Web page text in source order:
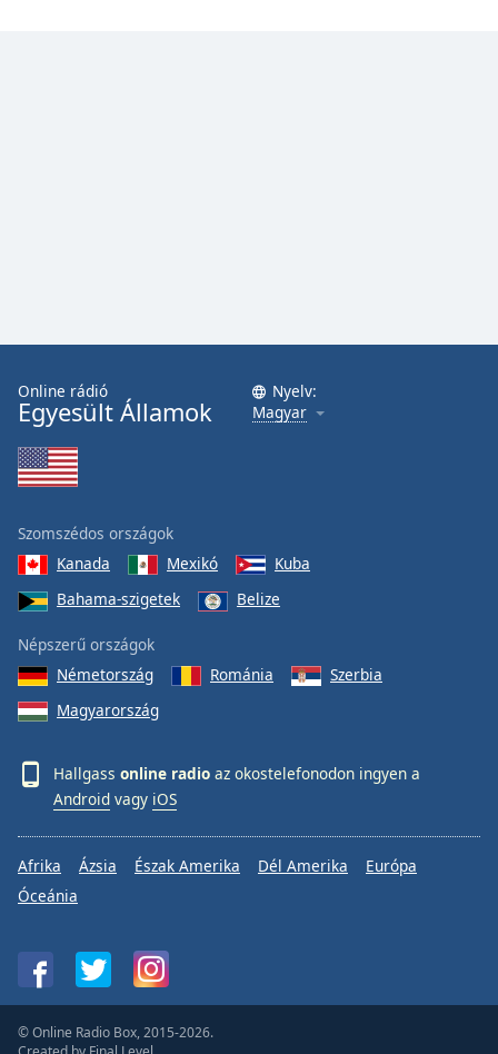
Online rádió
Egyesült Államok
Nyelv:
Magyar
Szomszédos országok
Kanada
Mexikó
Kuba
Bahama-szigetek
Belize
Népszerű országok
Németország
Románia
Szerbia
Magyarország
Hallgass online radio az okostelefonodon ingyen a
Android vagy iOS
Afrika Ázsia Észak Amerika Dél Amerika
Európa
Óceánia
© Online Radio Box, 2015-2026.